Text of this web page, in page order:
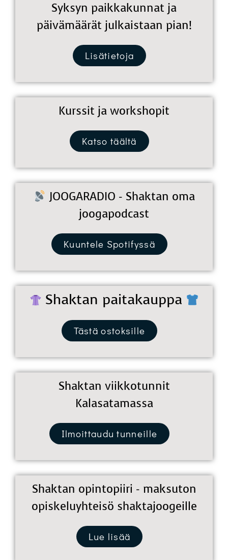
Syksyn paikkakunnat ja
päivämäärät julkaistaan pian!
Lisätietoja
Kurssit ja workshopit
Katso täältä
JOOGARADIO - Shaktan oma
joogapodcast
Kuuntele Spotifyssä
Shaktan paitakauppa
Tästä ostoksille
Shaktan viikkotunnit
Kalasatamassa
Ilmoittaudu tunneille
Shaktan opintopiiri - maksuton
opiskeluyhteisö shaktajoogeille
Lue lisää